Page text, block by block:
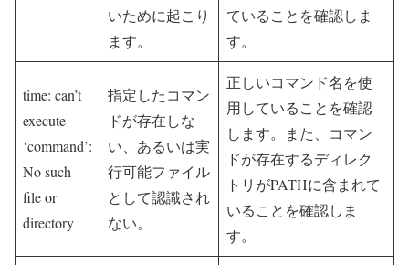
いために起こり
ます。
ていることを確認しま
す。
time: can’t
execute
‘command’:
No such
file or
directory
指定したコマン
ドが存在しな
い、あるいは実
行可能ファイル
として認識され
ない。
正しいコマンド名を使
用していることを確認
します。また、コマン
ドが存在するディレク
トリがPATHに含まれて
いることを確認しま
す。